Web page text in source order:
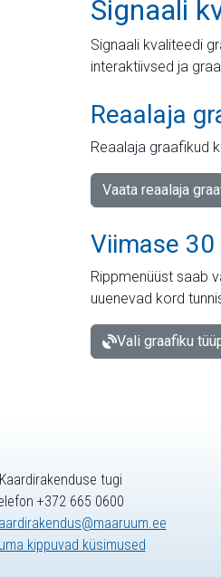
Signaali
Signaali kvaliteedi
interaktiivsed ja
Reaalaja
Reaalaja graafikud
Vaata reaalaja
Viimase
Rippmenüüst saab
uuenevad kord
Vali graafiku
Kaardirakenduse tugi
+372 665 0600
kippuvad küsimused